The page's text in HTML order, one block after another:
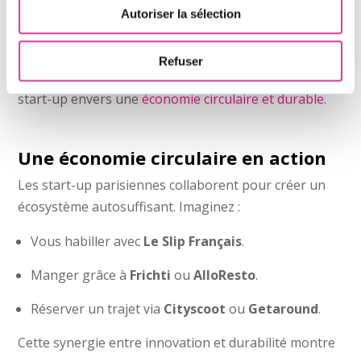
Autoriser la sélection
Refuser
: leader des petites annonces en ligne.
Doctolib: acteur majeur de la télémédecine.
Ces collaborations renforcent les engagements des
start-up envers uneéconomie circulaire et durable.
Une économie circulaire en action
Les start-up parisiennes collaborent pour créer un
écosystème autosuffisant. Imaginez :
Vous habiller avec Le Slip Français.
Manger grâce à Frichti ouAlloResto.
Réserver un trajet via Cityscoot ou Getaround.
Cette synergie entre innovation et durabilité montre